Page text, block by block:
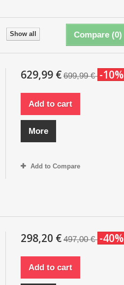
Compare (0)
Show all
629,99 € 699,99 € -10%
Add to cart
More
Add to Compare
298,20 € 497,00 € -40%
Add to cart